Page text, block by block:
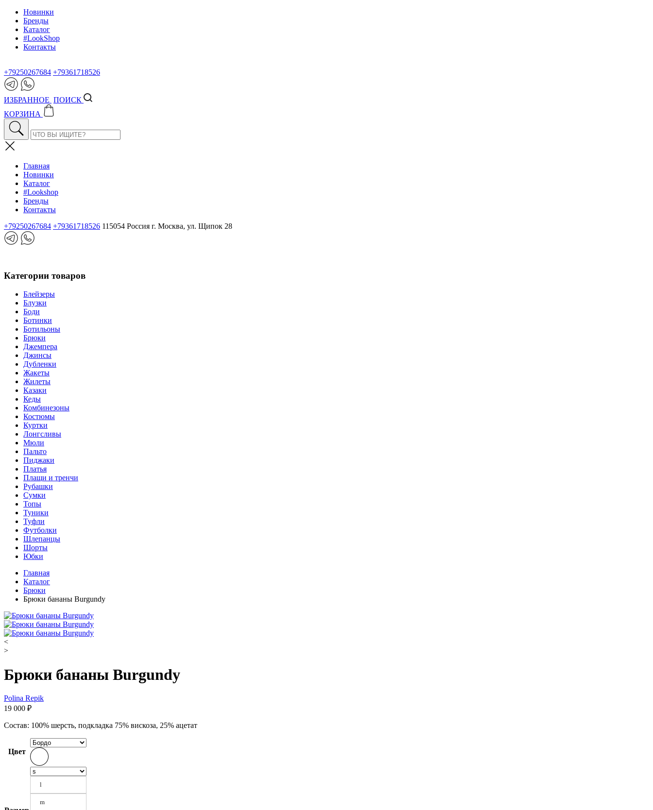
Новинки
Бренды
Каталог
#LookShop
Контакты
+79250267684 +79361718526
ИЗБРАННОЕ ПОИСК
КОРЗИНА
Главная
Новинки
Каталог
#Lookshop
Бренды
Контакты
+79250267684 +79361718526 115054 Россия г. Москва, ул. Щипок 28
Категории товаров
Блейзеры
Блузки
Боди
Ботинки
Ботильоны
Брюки
Джемпера
Джинсы
Дубленки
Жакеты
Жилеты
Казаки
Кеды
Комбинезоны
Костюмы
Куртки
Лонгсливы
Мюли
Пальто
Пиджаки
Платья
Плащи и тренчи
Рубашки
Сумки
Топы
Туники
Туфли
Футболки
Шлепанцы
Шорты
Юбки
Главная
Каталог
Брюки
Брюки бананы Burgundy
<
>
Брюки бананы Burgundy
Polina Repik
19 000 ₽
Состав: 100% шерсть, подкладка 75% вискоза, 25% ацетат
Цвет
l
m